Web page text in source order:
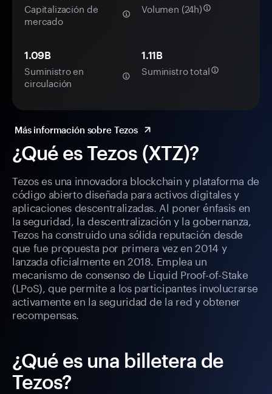
¿Qué es Tezos (XTZ)?
Tezos es una innovadora blockchain y plataforma de
código abierto diseñada para activos digitales y
aplicaciones descentralizadas. Al poner énfasis en
la seguridad, la descentralización y la gobernanza,
Tezos ha construido una sólida reputación desde
que fue propuesta por primera vez en 2014 y
lanzada oficialmente en 2018. Emplea un
mecanismo de consenso de Liquid Proof-of-Stake
(LPoS), que permite a los participantes involucrarse
activamente en la seguridad de la red y obtener
recompensas.
¿Qué es una billetera de
Tezos?
Capitalización de
mercado
Volumen (24h)
1.09B
Suministro en
circulación
1.11B
Suministro total
Más información sobre Tezos